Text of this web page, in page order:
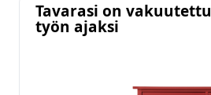
Tavarasi on vakuutettu
työn ajaksi